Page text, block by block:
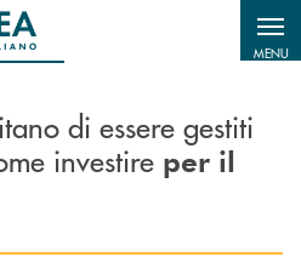
MENU
di essere gestiti
investire per il